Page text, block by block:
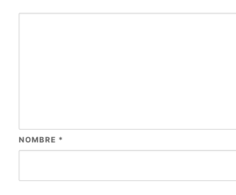
NOMBRE *